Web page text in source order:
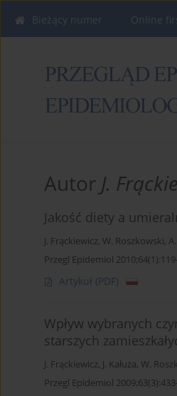
Bieżący numer Online
Autor J.
Jakość diety a
J. Frąckiewicz, W. Roszkowski,
Przegl Epidemiol
Artykuł (PDF)
Wpływ wybranych
starszych
J. Frąckiewicz, J. Kałuża, W.
Przegl Epidemiol